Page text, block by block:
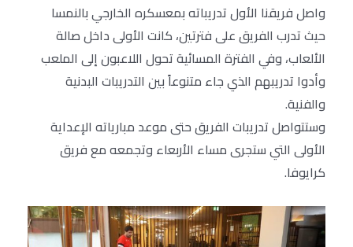
واصل فريقنا الأول تدريباته بمعسكره الخارجي بالنمسا
حيث تدرب الفريق على فترتين، كانت الأولى داخل صالة
الألعاب، وفي الفترة المسائية تحول اللاعبون إلى الملعب
وأدوا تدريبهم الذي جاء متنوعاً بين التدريبات البدنية
والفنية.
وستتواصل تدريبات الفريق حتى موعد مبارياته الإعداية
الأولى التي ستجرى مساء الأربعاء وتجمعه مع فريق
كرايوفا.